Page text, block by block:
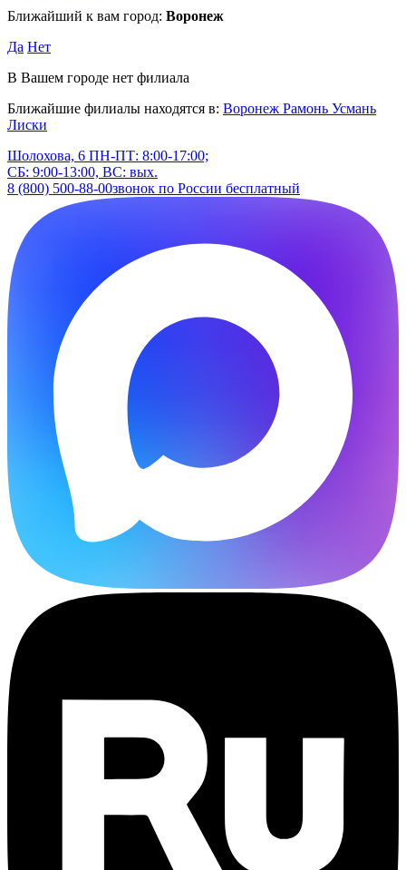
Ближайший к вам город: Воронеж
Да Нет
В Вашем городе нет филиала
Ближайшие филиалы находятся в: Воронеж Рамонь Усмань
Лиски
Шолохова, 6 ПН-ПТ: 8:00-17:00;
СБ: 9:00-13:00, ВС: вых.
8 (800) 500-88-00звонок по России бесплатный